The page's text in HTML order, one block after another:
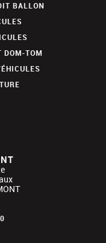
BALLON
DOM-TOM